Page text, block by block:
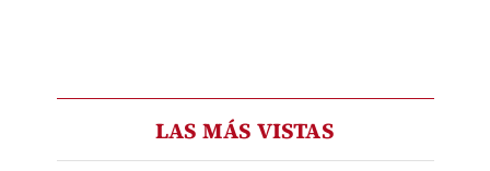
LAS MÁS VISTAS